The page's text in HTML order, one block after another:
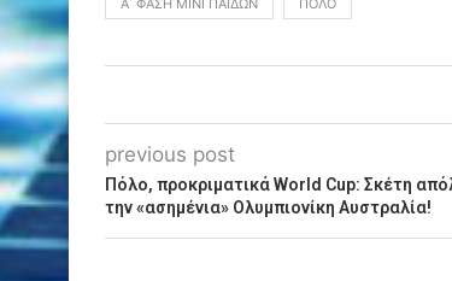
Α΄ ΦΆΣΗ ΜΊΝΙ ΠΑΊΔΩΝ ΠΌΛΟ
previous post
Πόλο, προκριματικά World Cup: Σκέτη
την «ασημένια» Ολυμπιονίκη Αυστραλία!